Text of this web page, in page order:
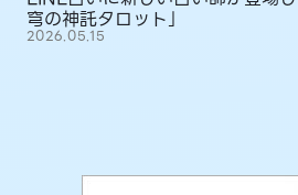
穹の神託タロット」
2026.05.15